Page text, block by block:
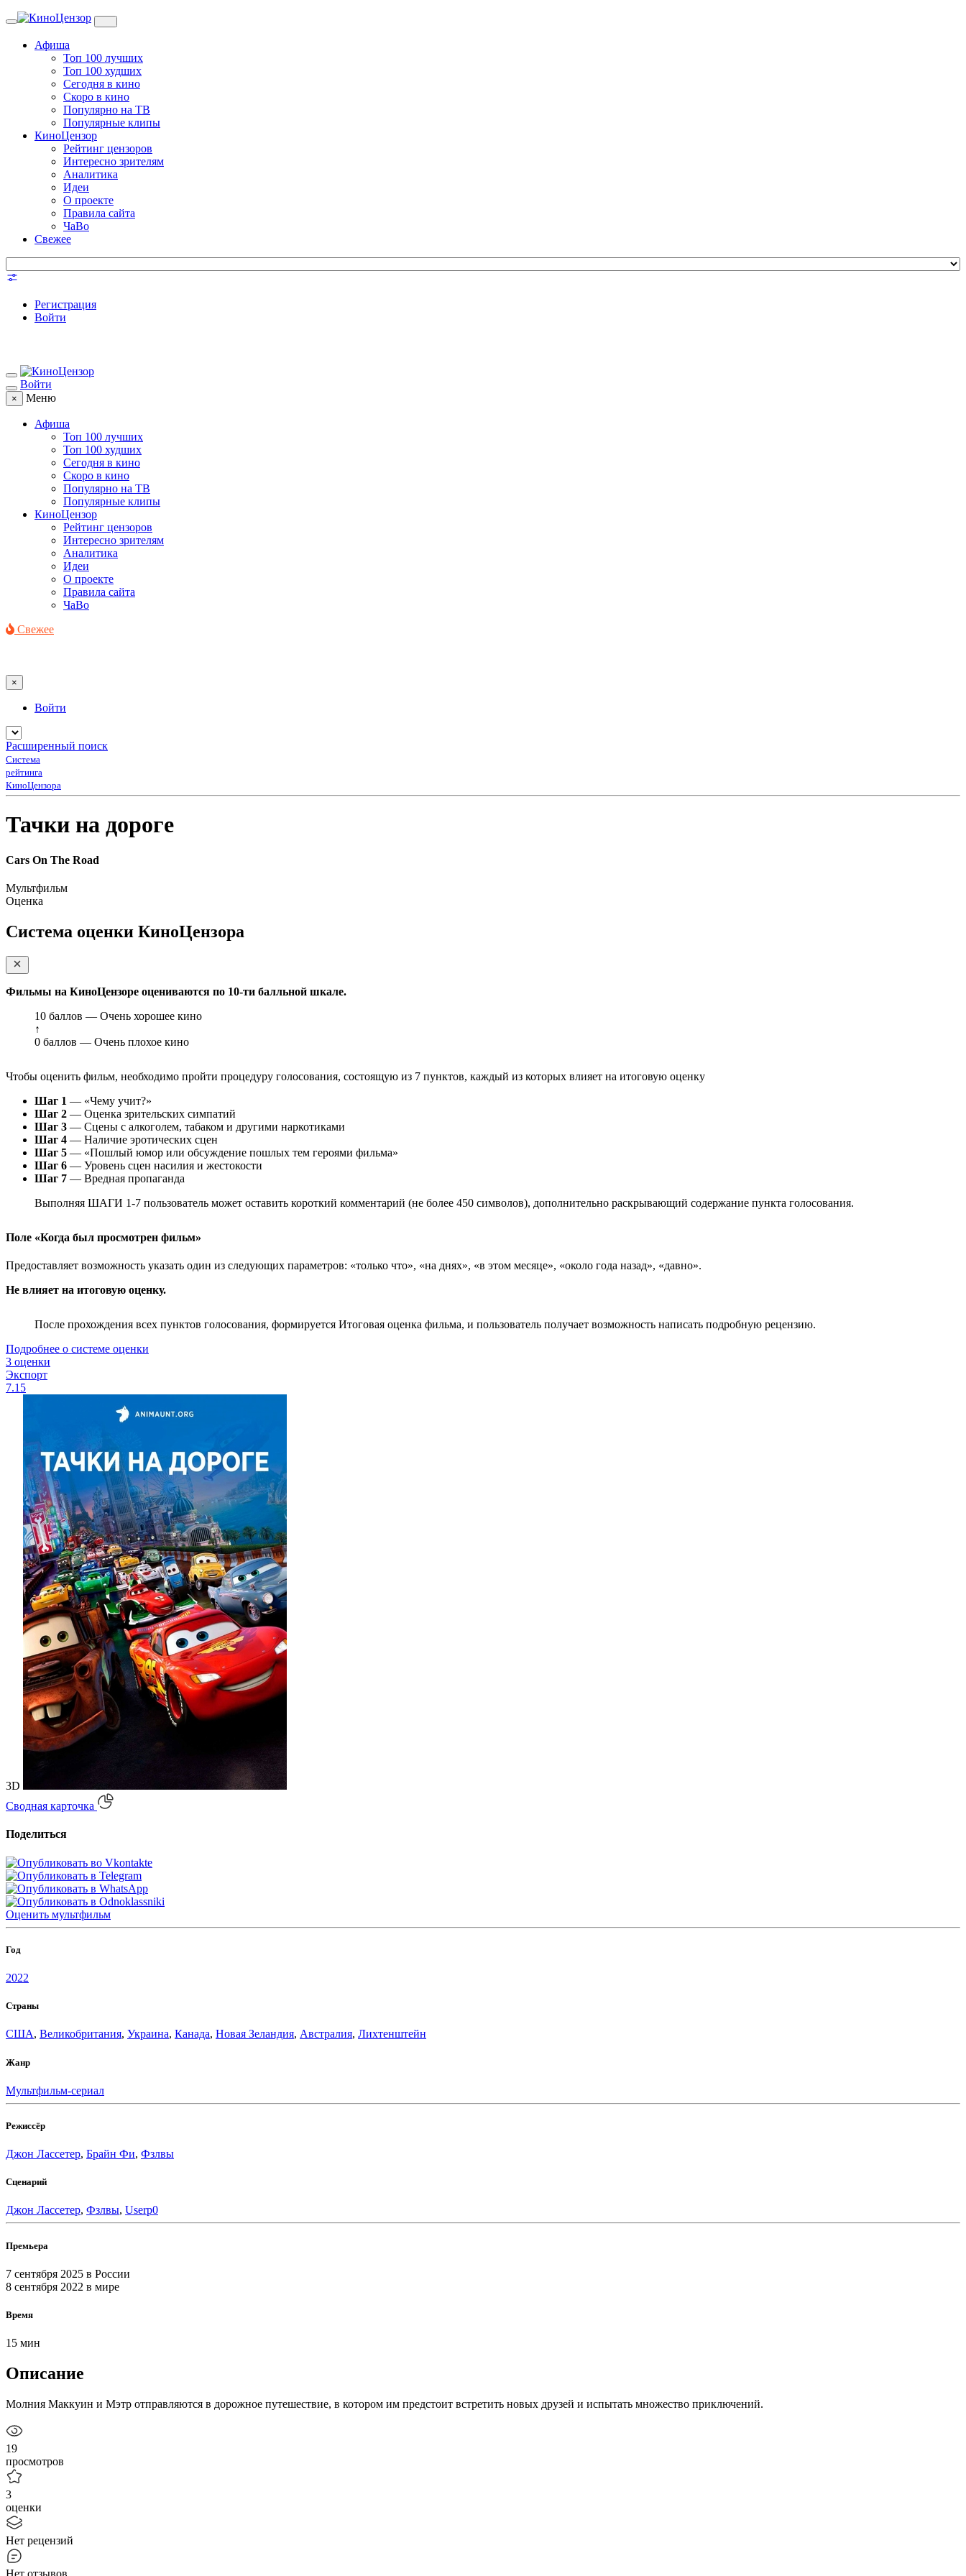
Toggle
Афиша
Топ 100 лучших
Топ 100 худших
Сегодня в кино
Скоро в кино
Популярно на ТВ
Популярные клипы
КиноЦензор
Рейтинг цензоров
Интересно зрителям
Аналитика
Идеи
О проекте
Правила сайта
ЧаВо
Свежее
Регистрация
Войти
Войти
× Меню
Афиша
Топ 100 лучших
Топ 100 худших
Сегодня в кино
Скоро в кино
Популярно на ТВ
Популярные клипы
КиноЦензор
Рейтинг цензоров
Интересно зрителям
Аналитика
Идеи
О проекте
Правила сайта
ЧаВо
Свежее
×
Войти
Расширенный поиск
Система
рейтинга
КиноЦензора
Тачки на дороге
Cars On The Road
Мультфильм
Оценка
Система оценки КиноЦензора
Фильмы на КиноЦензоре оцениваются по 10-ти балльной шкале.
10 баллов — Очень хорошее кино
↑
0 баллов — Очень плохое кино
Чтобы оценить фильм, необходимо пройти процедуру голосования, состоящую из 7 пунктов, каждый из которых влияет на итоговую оценку
Шаг 1 — «Чему учит?»
Шаг 2 — Оценка зрительских симпатий
Шаг 3 — Сцены с алкоголем, табаком и другими наркотиками
Шаг 4 — Наличие эротических сцен
Шаг 5 — «Пошлый юмор или обсуждение пошлых тем героями фильма»
Шаг 6 — Уровень сцен насилия и жестокости
Шаг 7 — Вредная пропаганда
Выполняя ШАГИ 1-7 пользователь может оставить короткий комментарий (не более 450 символов), дополнительно раскрывающий содержание пункта голосования.
Поле «Когда был просмотрен фильм»
Предоставляет возможность указать один из следующих параметров: «только что», «на днях», «в этом месяце», «около года назад», «давно».
Не влияет на итоговую оценку.
После прохождения всех пунктов голосования, формируется Итоговая оценка фильма, и пользователь получает возможность написать подробную рецензию.
Подробнее о системе оценки
3 оценки
Экспорт
7.15
3D
Сводная карточка
Поделиться
Оценить мультфильм
Год
2022
Страны
США, Великобритания, Украина, Канада, Новая Зеландия, Австралия, Лихтенштейн
Жанр
Мультфильм-сериал
Режиссёр
Джон Лассетер, Брайн Фи, Фзлвы
Сценарий
Джон Лассетер, Фзлвы, Userp0
Премьера
7 сентября 2025 в России
8 сентября 2022 в мире
Время
15 мин
Описание
Молния Маккуин и Мэтр отправляются в дорожное путешествие, в котором им предстоит встретить новых друзей и испытать множество приключений.
19
просмотров
3
оценки
Нет рецензий
Нет отзывов